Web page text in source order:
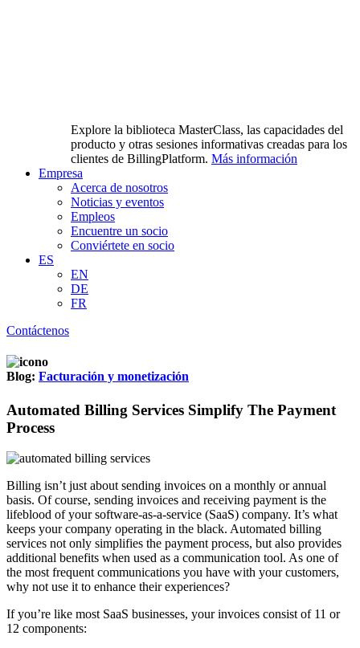
Explore la biblioteca MasterClass, las capacidades del
producto y otras sesiones informativas creadas para los
clientes de BillingPlatform. Más información
Empresa
Acerca de nosotros
Noticias y eventos
Empleos
Encuentre un socio
Conviértete en socio
ES
EN
DE
FR
Contáctenos
Blog: Facturación y monetización
Automated Billing Services Simplify The Payment
Process
Billing isn’t just about sending invoices on a monthly or annual
basis. Of course, sending invoices and receiving payment is the
lifeblood of your software-as-a-service (SaaS) company. It’s what
keeps your company operating in the black. Automated billing
services not only simplifies the payment process, but also provides
additional benefits when used as a communication tool. As one of
the most frequent communications you have with your customers,
why not use it to enhance their experiences?
If you’re like most SaaS businesses, your invoices consist of 11 or
12 components: